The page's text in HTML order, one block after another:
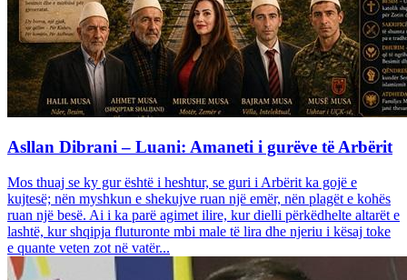
Asllan Dibrani – Luani: Amaneti i gurëve të Arbërit
Mos thuaj se ky gur është i heshtur, se guri i Arbërit ka gojë e
kujtesë; nën myshkun e shekujve ruan një emër, nën plagët e kohës
ruan një besë. Ai i ka parë agimet ilire, kur dielli përkëdhelte altarët e
lashtë, kur shqipja fluturonte mbi male të lira dhe njeriu i kësaj toke
e quante veten zot në vatër...